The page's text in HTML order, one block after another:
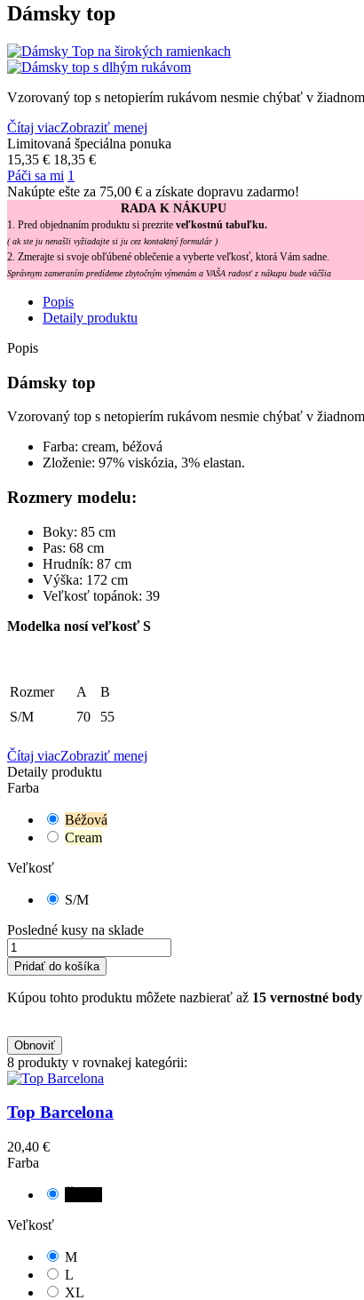
Dámsky top
Vzorovaný top s netopierím rukávom nesmie chýbať v
Čítaj viacZobraziť menej
Limitovaná špeciálna ponuka
15,35 € 18,35 €
Páči sa mi 1
Nakúpte ešte za 75,00 € a získate dopravu zadarmo!
RADA K NÁKUPU
1. Pred objednaním produktu si prezrite veľkostnú tabuľku.
( ak ste ju nenašli vyžiadajte si ju cez kontaktný formulár )
2. Zmerajte si svoje obľúbené oblečenie a vyberte veľkosť, ktorá Vám sadne.
Správnym zameraním predídeme zbytočným výmenám a VAŠA radosť z nákupu bude väčšia
Popis
Detaily produktu
Popis
Dámsky top
Vzorovaný top s netopierím rukávom nesmie chýbať v
Farba: cream, béžová
Zloženie: 97% viskózia, 3% elastan.
Rozmery modelu:
Boky: 85 cm
Pas: 68 cm
Hrudník: 87 cm
Výška: 172 cm
Veľkosť topánok: 39
Modelka nosí veľkosť S
Rozmer A
B
S/M
70 55
Čítaj viacZobraziť menej
Detaily produktu
Farba
Béžová
Cream
Veľkosť
S/M
Posledné kusy na sklade
Pridať do košíka
Kúpou tohto produktu môžete nazbierať až 15 vernostné body
8 produkty v rovnakej kategórii:
Top Barcelona
20,40 €
Farba
Veľkosť
M
L
XL